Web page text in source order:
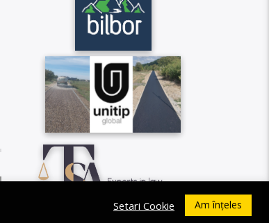
Setari Cookie Am înțeles